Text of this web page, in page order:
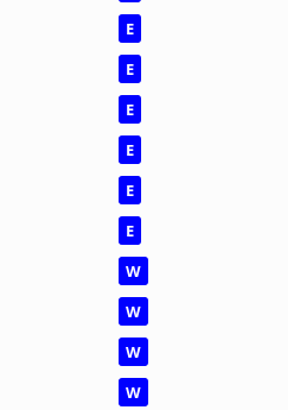
E
E
E
E
E
E
W
W
W
W